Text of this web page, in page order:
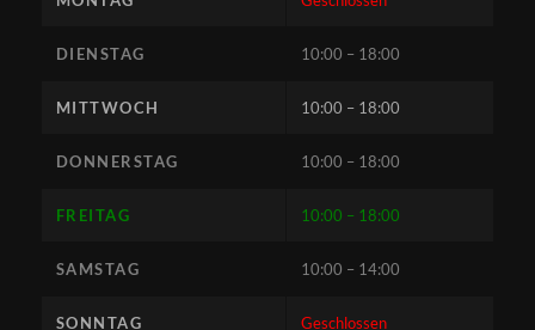
DIENSTAG 10:00 – 18:00
MITTWOCH 10:00 – 18:00
DONNERSTAG 10:00 – 18:00
FREITAG 10:00 – 18:00
SAMSTAG 10:00 – 14:00
SONNTAG Geschlossen